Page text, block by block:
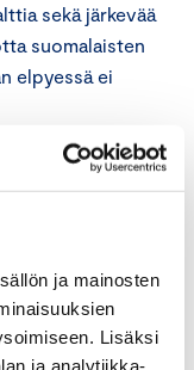
ja mainosten
Lisäksi
ja analytiikka-
sekä järkevää
suomalaisten
elpyessä ei
vientiä. Yli 80
että